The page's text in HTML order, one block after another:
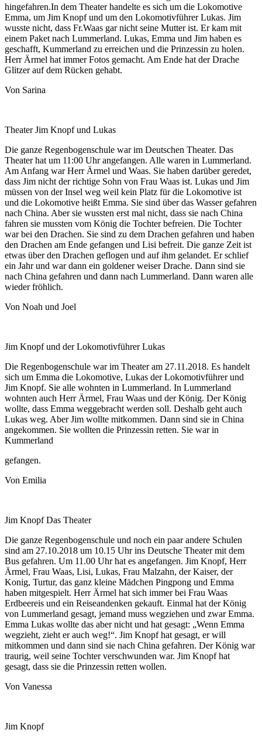
hingefahren.In dem Theater handelte es sich um die Lokomotive
Emma, um Jim Knopf und um den Lokomotivführer Lukas. Jim
wusste nicht, dass Fr.Waas gar nicht seine Mutter ist. Er kam mit
einem Paket nach Lummerland. Lukas, Emma und Jim haben es
geschafft, Kummerland zu erreichen und die Prinzessin zu holen.
Herr Ärmel hat immer Fotos gemacht. Am Ende hat der Drache
Glitzer auf dem Rücken gehabt.
Von Sarina
Theater Jim Knopf und Lukas
Die ganze Regenbogenschule war im Deutschen Theater. Das
Theater hat um 11:00 Uhr angefangen. Alle waren in Lummerland.
Am Anfang war Herr Ärmel und Waas. Sie haben darüber geredet,
dass Jim nicht der richtige Sohn von Frau Waas ist. Lukas und Jim
müssen von der Insel weg weil kein Platz für die Lokomotive ist
und die Lokomotive heißt Emma. Sie sind über das Wasser gefahren
nach China. Aber sie wussten erst mal nicht, dass sie nach China
fahren sie mussten vom König die Tochter befreien. Die Tochter
war bei den Drachen. Sie sind zu dem Drachen gefahren und haben
den Drachen am Ende gefangen und Lisi befreit. Die ganze Zeit ist
etwas über den Drachen geflogen und auf ihm gelandet. Er schlief
ein Jahr und war dann ein goldener weiser Drache. Dann sind sie
nach China gefahren und dann nach Lummerland. Dann waren alle
wieder fröhlich.
Von Noah und Joel
Jim Knopf und der Lokomotivführer Lukas
Die Regenbogenschule war im Theater am 27.11.2018. Es handelt
sich um Emma die Lokomotive, Lukas der Lokomotivführer und
Jim Knopf. Sie alle wohnten in Lummerland. In Lummerland
wohnten auch Herr Ärmel, Frau Waas und der König. Der König
wollte, dass Emma weggebracht werden soll. Deshalb geht auch
Lukas weg. Aber Jim wollte mitkommen. Dann sind sie in China
angekommen. Sie wollten die Prinzessin retten. Sie war in
Kummerland
gefangen.
Von Emilia
Jim Knopf Das Theater
Die ganze Regenbogenschule und noch ein paar andere Schulen
sind am 27.10.2018 um 10.15 Uhr ins Deutsche Theater mit dem
Bus gefahren. Um 11.00 Uhr hat es angefangen. Jim Knopf, Herr
Ärmel, Frau Waas, Lisi, Lukas, Frau Malzahn, der Kaiser, der
Konig, Turtur, das ganz kleine Mädchen Pingpong und Emma
haben mitgespielt. Herr Ärmel hat sich immer bei Frau Waas
Erdbeereis und ein Reiseandenken gekauft. Einmal hat der König
von Lummerland gesagt, jemand muss wegziehen und zwar Emma.
Emma Lukas wollte das aber nicht und hat gesagt: „Wenn Emma
wegzieht, zieht er auch weg!“. Jim Knopf hat gesagt, er will
mitkommen und dann sind sie nach China gefahren. Der König war
traurig, weil seine Tochter verschwunden war. Jim Knopf hat
gesagt, dass sie die Prinzessin retten wollen.
Von Vanessa
Jim Knopf